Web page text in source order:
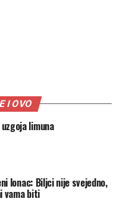
I OVO
limuna
lonac: Biljci nije svejedno,
vama biti